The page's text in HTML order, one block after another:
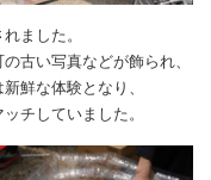
ました。
古い写真などが飾られ、
鮮な体験となり、
チしていました。